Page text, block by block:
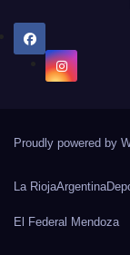
Proudly powered by
La RiojaArgentina
El Federal Mendoza